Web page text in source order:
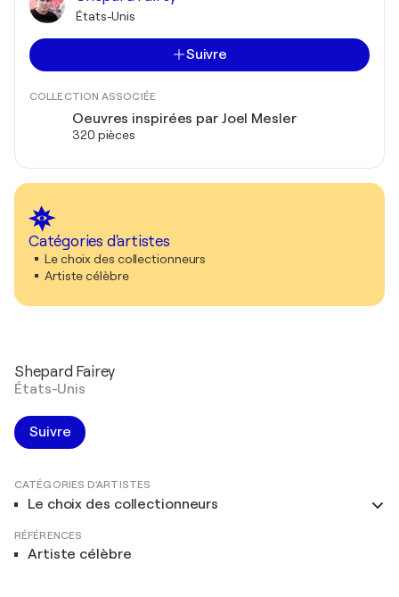
États-Unis
Suivre
COLLECTION ASSOCIÉE
Oeuvres inspirées par Joel Mesler
320 pièces
Catégories d'artistes
Le choix des collectionneurs
Artiste célèbre
Shepard Fairey
États-Unis
Suivre
CATÉGORIES D'ARTISTES
Le choix des collectionneurs
RÉFÉRENCES
Artiste célèbre